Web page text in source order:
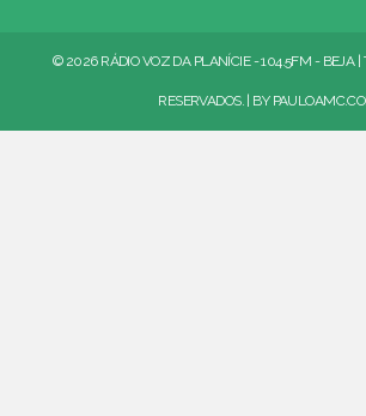
© 2026 RÁDIO VOZ DA PLANÍCIE - 104.5FM - BEJA |
RESERVADOS. | BY